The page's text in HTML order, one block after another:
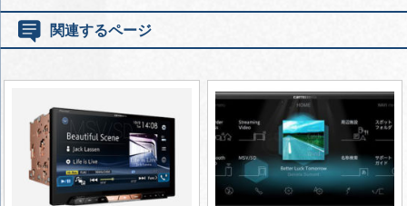
関連するページ